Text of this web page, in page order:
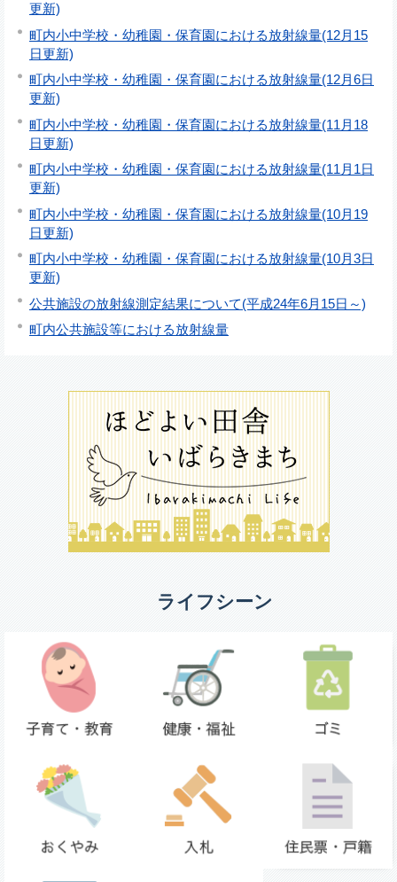
更新)
町内小中学校・幼稚園・保育園における放射線量(12月15
日更新)
町内小中学校・幼稚園・保育園における放射線量(12月6日
更新)
町内小中学校・幼稚園・保育園における放射線量(11月18
日更新)
町内小中学校・幼稚園・保育園における放射線量(11月1日
更新)
町内小中学校・幼稚園・保育園における放射線量(10月19
日更新)
町内小中学校・幼稚園・保育園における放射線量(10月3日
更新)
公共施設の放射線測定結果について(平成24年6月15日～)
町内公共施設等における放射線量
ライフシーン